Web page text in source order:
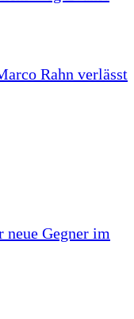
Rahn verlässt
Gegner im